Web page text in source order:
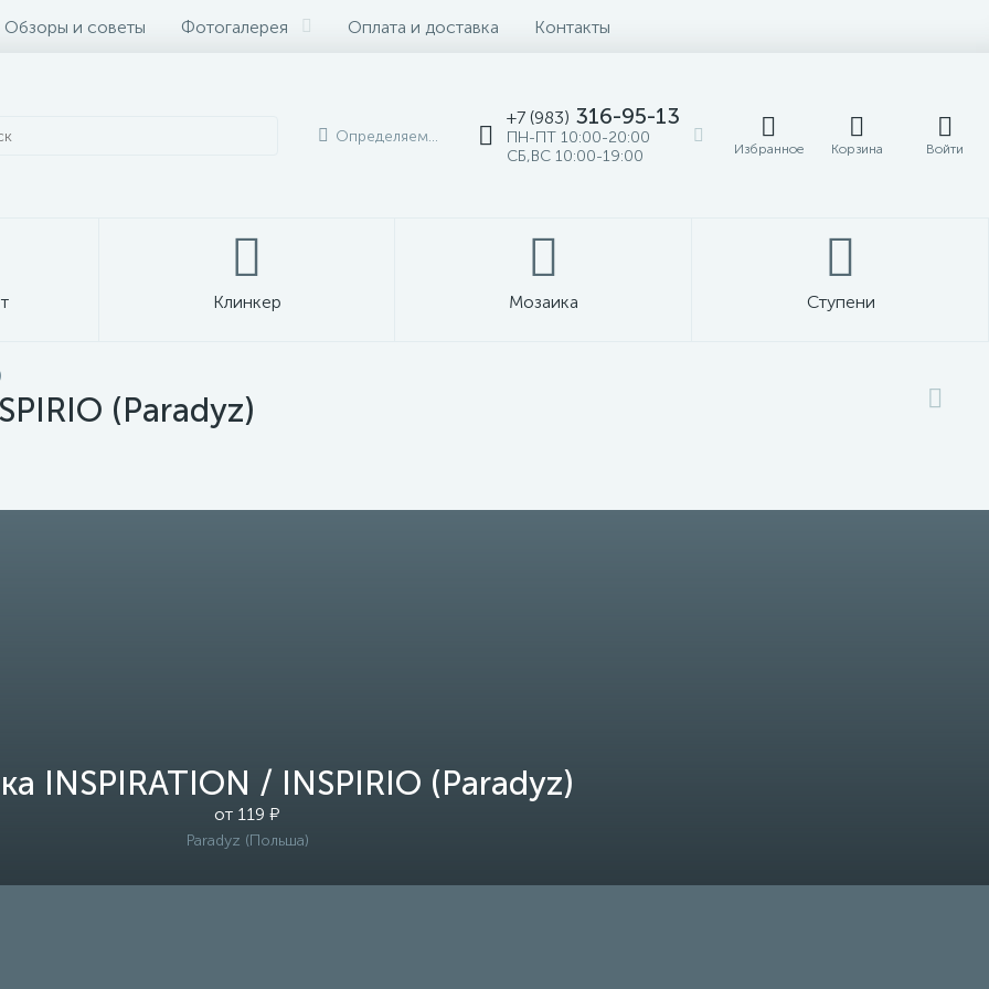
Обзоры и советы Фотогалерея Оплата и доставка Контакты
Определяем...
+7 (983) 316-95-13
ПН-ПТ 10:00-20:00
СБ,ВС 10:00-19:00
Избранное Корзина Войти
Клинкер Мозаика Ступени
(Paradyz)
INSPIRATION / INSPIRIO (Paradyz)
от 119 ₽
Paradyz (Польша)